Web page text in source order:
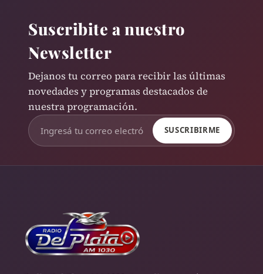
Suscribite a nuestro
Newsletter
Dejanos tu correo para recibir las últimas
novedades y programas destacados de
nuestra programación.
SUSCRIBIRME